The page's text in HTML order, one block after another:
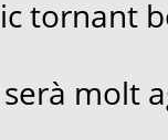
tornant
molt